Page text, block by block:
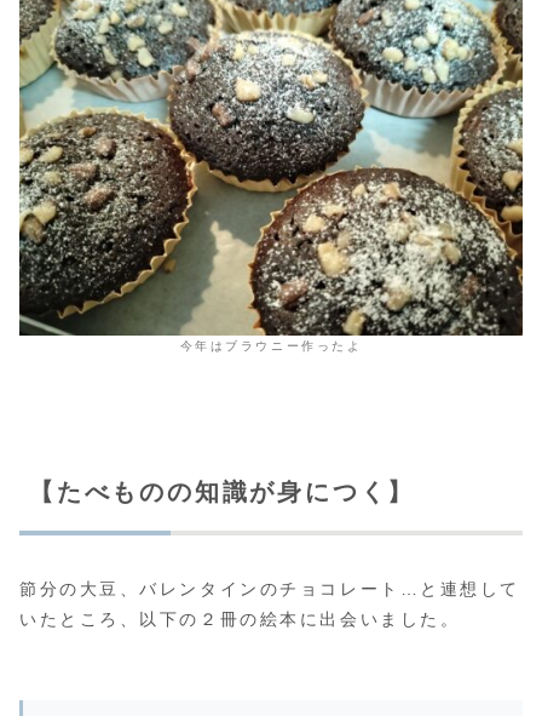
今年はブラウニー作ったよ
【たべものの知識が身につく】
節分の大豆、バレンタインのチョコレート…と連想して
いたところ、以下の２冊の絵本に出会いました。